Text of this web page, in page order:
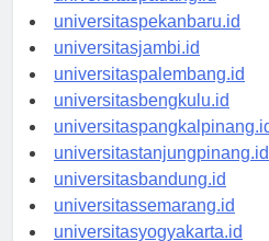
universitaspadang.id
universitaspekanbaru.id
universitasjambi.id
universitaspalembang.id
universitasbengkulu.id
universitaspangkalpinang.id
universitastanjungpinang.id
universitasbandung.id
universitassemarang.id